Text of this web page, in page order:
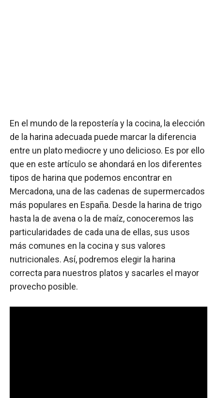
En el mundo de la repostería y la cocina, la elección
de la harina adecuada puede marcar la diferencia
entre un plato mediocre y uno delicioso. Es por ello
que en este artículo se ahondará en los diferentes
tipos de harina que podemos encontrar en
Mercadona, una de las cadenas de supermercados
más populares en España. Desde la harina de trigo
hasta la de avena o la de maíz, conoceremos las
particularidades de cada una de ellas, sus usos
más comunes en la cocina y sus valores
nutricionales. Así, podremos elegir la harina
correcta para nuestros platos y sacarles el mayor
provecho posible.